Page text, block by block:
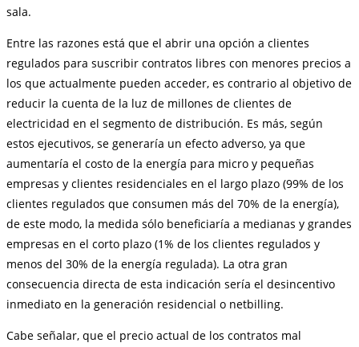
sala.
Entre las razones está que el abrir una opción a clientes
regulados para suscribir contratos libres con menores precios a
los que actualmente pueden acceder, es contrario al objetivo de
reducir la cuenta de la luz de millones de clientes de
electricidad en el segmento de distribución. Es más, según
estos ejecutivos, se generaría un efecto adverso, ya que
aumentaría el costo de la energía para micro y pequeñas
empresas y clientes residenciales en el largo plazo (99% de los
clientes regulados que consumen más del 70% de la energía),
de este modo, la medida sólo beneficiaría a medianas y grandes
empresas en el corto plazo (1% de los clientes regulados y
menos del 30% de la energía regulada). La otra gran
consecuencia directa de esta indicación sería el desincentivo
inmediato en la generación residencial o netbilling.
Cabe señalar, que el precio actual de los contratos mal